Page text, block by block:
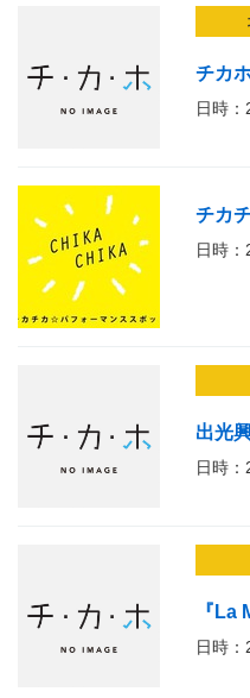
チカ
日時
チカ
日時
出光
日時
『
日時